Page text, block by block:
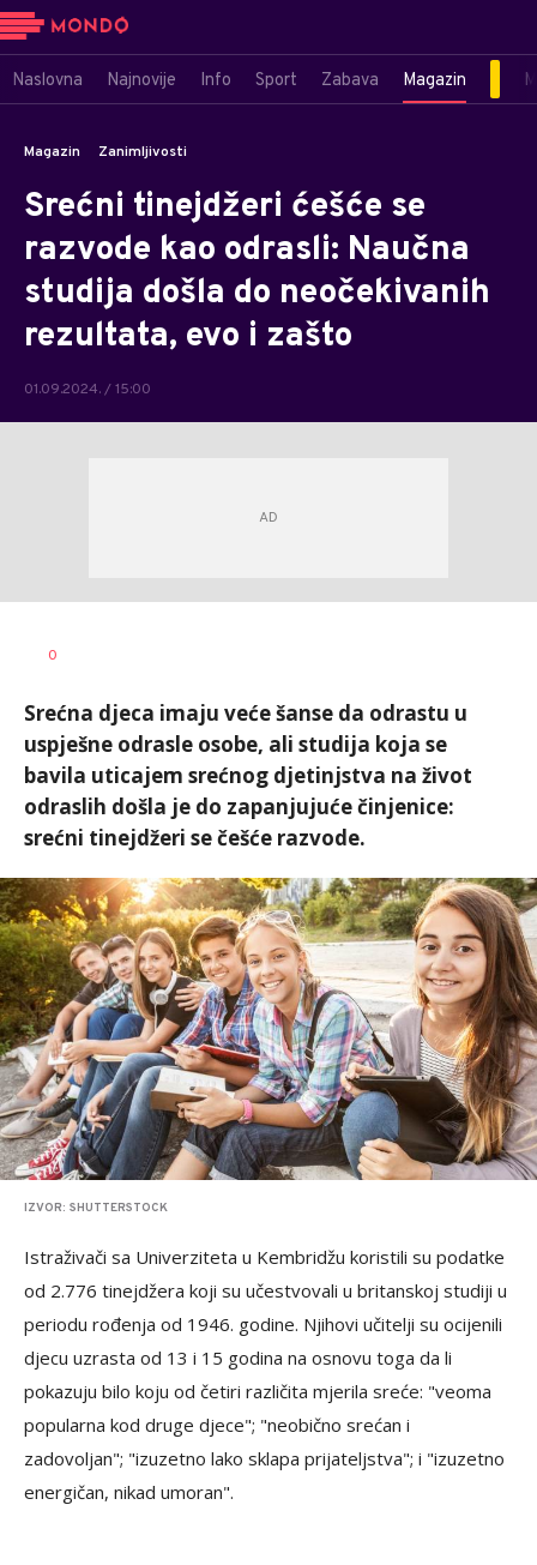
Naslovna Najnovije Info Sport Zabava Magazin
Magazin Zanimljivosti
Srećni tinejdžeri ćešće se
razvode kao odrasli: Naučna
studija došla do neočekivanih
rezultata, evo i zašto
01.09.2024. / 15:00
AUTOR
0
Srećna djeca imaju veće šanse da odrastu u
uspješne odrasle osobe, ali studija koja se
bavila uticajem srećnog djetinjstva na život
odraslih došla je do zapanjujuće činjenice:
srećni tinejdžeri se češće razvode.
IZVOR: SHUTTERSTOCK
Istraživači sa Univerziteta u Kembridžu koristili su podatke
od 2.776 tinejdžera koji su učestvovali u britanskoj studiji u
periodu rođenja od 1946. godine. Njihovi učitelji su ocijenili
djecu uzrasta od 13 i 15 godina na osnovu toga da li
pokazuju bilo koju od četiri različita mjerila sreće: "veoma
popularna kod druge djece"; "neobično srećan i
zadovoljan"; "izuzetno lako sklapa prijateljstva"; i "izuzetno
energičan, nikad umoran".